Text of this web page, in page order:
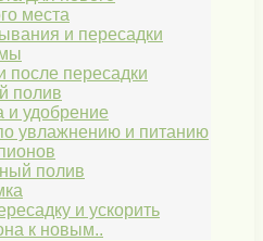
места
и пересадки
после пересадки
полив
и удобрение
увлажнению и питанию
полив
и ускорить
к новым..